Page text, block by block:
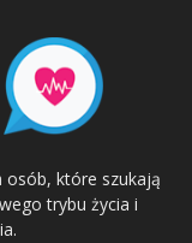
osób, które szukają
trybu życia i